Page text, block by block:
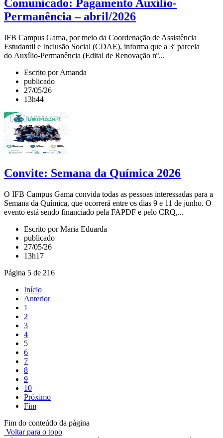
Comunicado: Pagamento Auxílio-
Permanência – abril/2026
IFB Campus Gama, por meio da Coordenação de Assistência
Estudantil e Inclusão Social (CDAE), informa que a 3ª parcela
do Auxílio-Permanência (Edital de Renovação nº...
Escrito por Amanda
publicado
27/05/26
13h44
Convite: Semana da Química 2026
O IFB Campus Gama convida todas as pessoas interessadas para a
Semana da Química, que ocorrerá entre os dias 9 e 11 de junho. O
evento está sendo financiado pela FAPDF e pelo CRQ,...
Escrito por Maria Eduarda
publicado
27/05/26
13h17
Página 5 de 216
Início
Anterior
1
2
3
4
5
6
7
8
9
10
Próximo
Fim
Fim do conteúdo da página
Voltar para o topo